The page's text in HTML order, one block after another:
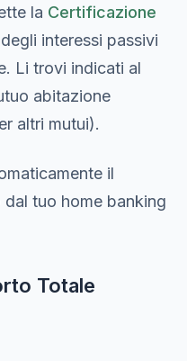
la Certificazione
interessi passivi
Li trovi indicati al
abitazione
altri mutui).
il
tuo home banking
Totale